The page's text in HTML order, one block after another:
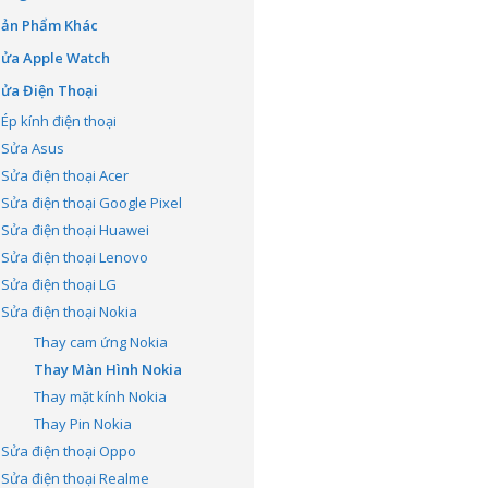
Phẩm Khác
Apple Watch
Điện Thoại
Ép kính điện thoại
Sửa Asus
Sửa điện thoại Acer
Sửa điện thoại Google Pixel
Sửa điện thoại Huawei
Sửa điện thoại Lenovo
Sửa điện thoại LG
Sửa điện thoại Nokia
Thay cam ứng Nokia
Thay Màn Hình Nokia
Thay mặt kính Nokia
Thay Pin Nokia
Sửa điện thoại Oppo
Sửa điện thoại Realme